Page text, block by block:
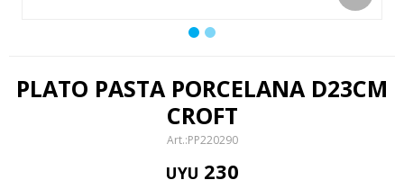
PLATO PASTA PORCELANA D23CM
CROFT
PP220290
UYU 230